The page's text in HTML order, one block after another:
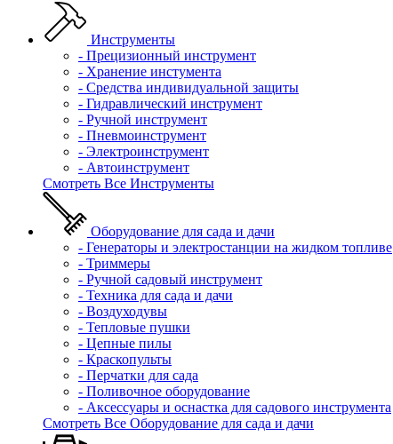
Инструменты
- Прецизионный инструмент
- Хранение инстумента
- Средства индивидуальной защиты
- Гидравлический инструмент
- Ручной инструмент
- Пневмоинструмент
- Электроинструмент
- Автоинструмент
Смотреть Все Инструменты
Оборудование для сада и дачи
- Генераторы и электростанции на жидком топливе
- Триммеры
- Ручной садовый инструмент
- Техника для сада и дачи
- Воздуходувы
- Тепловые пушки
- Цепные пилы
- Краскопульты
- Перчатки для сада
- Поливочное оборудование
- Аксессуары и оснастка для садового инструмента
Смотреть Все Оборудование для сада и дачи